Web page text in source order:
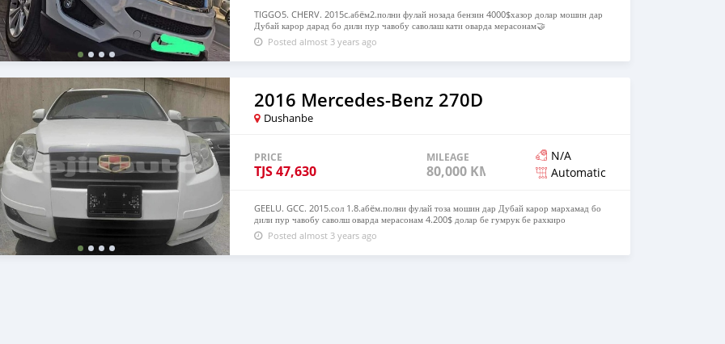
TIGGO5. CHERV. 2015c.абëм2.полни фулай нозада бензин 4000$хазор долар мошин дар
Дубай карор дарад бо дили пур чавобу саволаш кати оварда мерасонам🤝
Posted almost 3 years ago
2016 Mercedes-Benz 270D
Dushanbe
PRICE
TJS47,630
MILEAGE
80,000 KM
N/A
Automatic
GEELU. GCC. 2015.сол 1.8.абëм.полни фулай тоза мошин дар Дубай карор мархамад бо
дили пур чавобу саволш оварда мерасонам 4.200$ долар бе гумрук бе рахкиро
Posted almost 3 years ago